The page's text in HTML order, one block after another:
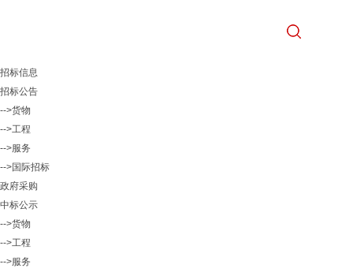
招标信息
招标公告
-->货物
-->工程
-->服务
-->国际招标
政府采购
中标公示
-->货物
-->工程
-->服务